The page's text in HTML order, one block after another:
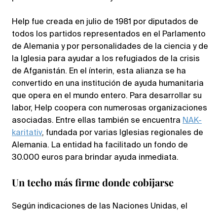
Help fue creada en julio de 1981 por diputados de
todos los partidos representados en el Parlamento
de Alemania y por personalidades de la ciencia y de
la Iglesia para ayudar a los refugiados de la crisis
de Afganistán. En el ínterin, esta alianza se ha
convertido en una institución de ayuda humanitaria
que opera en el mundo entero. Para desarrollar su
labor, Help coopera con numerosas organizaciones
asociadas. Entre ellas también se encuentra NAK-
karitativ, fundada por varias Iglesias regionales de
Alemania. La entidad ha facilitado un fondo de
30.000 euros para brindar ayuda inmediata.
Un techo más firme donde cobijarse
Según indicaciones de las Naciones Unidas, el